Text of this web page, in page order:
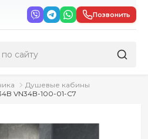
Позвонить
Душевые кабины
VN34B-100-01-C7